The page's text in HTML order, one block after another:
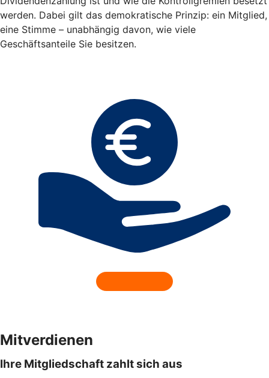
werden. Dabei gilt das demokratische Prinzip: ein Mitglied,
eine Stimme – unabhängig davon, wie viele
Geschäftsanteile Sie besitzen.
Mitverdienen
Ihre Mitgliedschaft zahlt sich aus